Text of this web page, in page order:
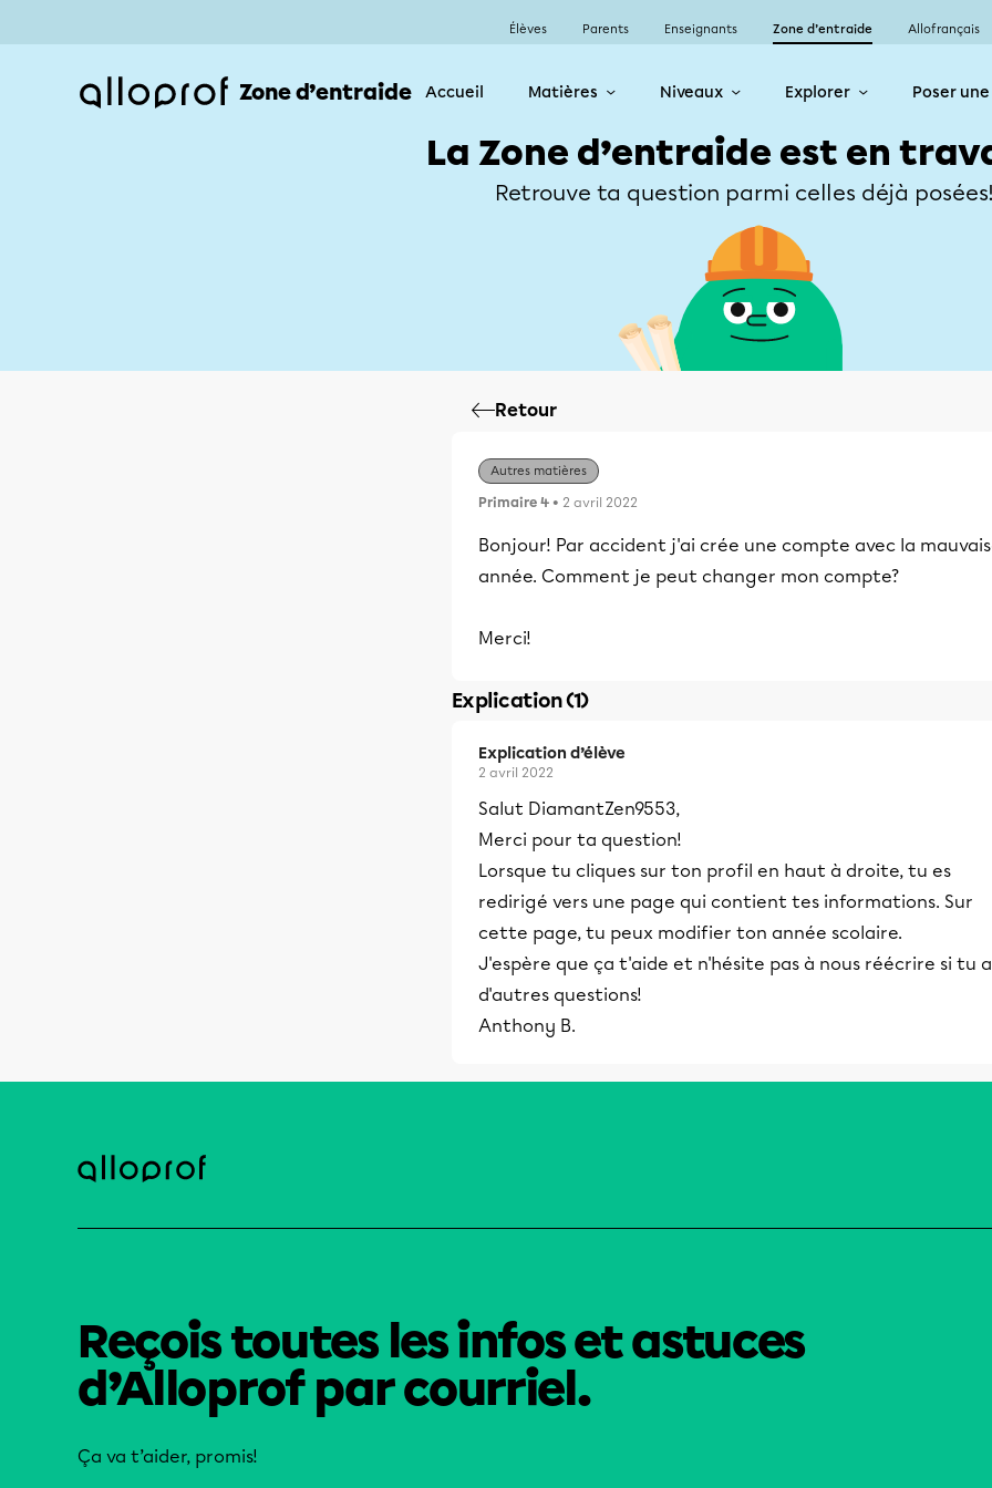
Élèves Parents Enseignants Zone d’entraide Allofrançais
Zone d’entraide Accueil Matières Niveaux Explorer Poser
La Zone d’entraide est en
Retrouve ta question parmi celles déjà
Retour
Autres matières
Primaire 4 • 2 avril 2022
Bonjour! Par accident j'ai crée une compte avec la
année. Comment je peut changer mon compte?
Merci!
Explication (1)
Explication d’élève
2 avril 2022
Salut DiamantZen9553,
Merci pour ta question!
Lorsque tu cliques sur ton profil en haut à droite, tu es
redirigé vers une page qui contient tes informations. Sur
cette page, tu peux modifier ton année scolaire.
J'espère que ça t'aide et n'hésite pas à nous réécrire si tu
d'autres questions!
Anthony B.
Reçois toutes les infos et astuces
d’Alloprof par courriel.
Ça va t’aider, promis!